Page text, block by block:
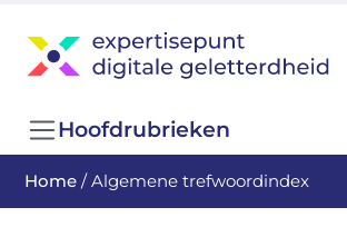
Hoofdrubrieken
Home /Algemene trefwoordindex